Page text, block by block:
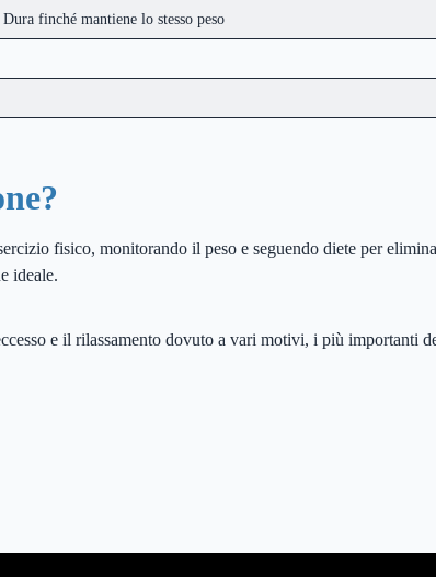
finché mantiene lo stesso peso
fisico, monitorando il peso e seguendo diete per
ideale.
e il rilassamento dovuto a vari motivi, i più importanti